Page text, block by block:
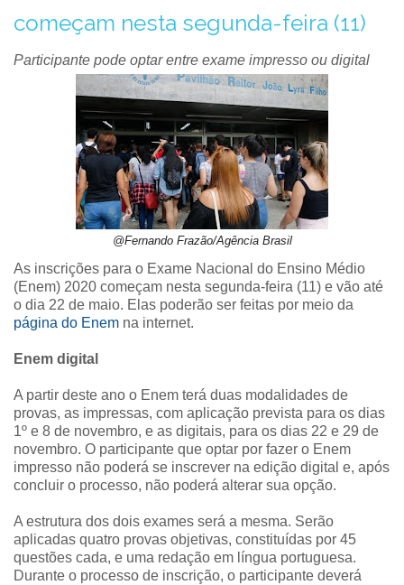
começam nesta segunda-feira (11)
Participante pode optar entre exame impresso ou digital
@Fernando Frazão/Agência Brasil
As inscrições para o Exame Nacional do Ensino Médio
(Enem) 2020 começam nesta segunda-feira (11) e vão até
o dia 22 de maio. Elas poderão ser feitas por meio da
página do Enem na internet.
Enem digital
A partir deste ano o Enem terá duas modalidades de
provas, as impressas, com aplicação prevista para os dias
1º e 8 de novembro, e as digitais, para os dias 22 e 29 de
novembro. O participante que optar por fazer o Enem
impresso não poderá se inscrever na edição digital e, após
concluir o processo, não poderá alterar sua opção.
A estrutura dos dois exames será a mesma. Serão
aplicadas quatro provas objetivas, constituídas por 45
questões cada, e uma redação em língua portuguesa.
Durante o processo de inscrição, o participante deverá